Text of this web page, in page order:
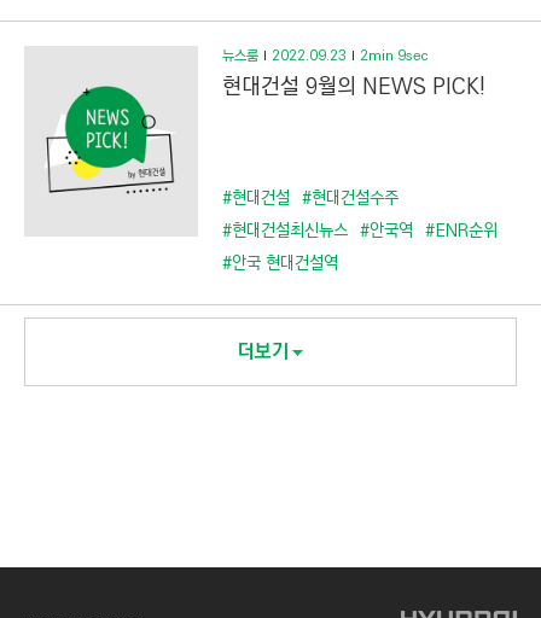
뉴스룸 2022.09.23 2min 9sec
현대건설 9월의 NEWS PICK!
#현대건설 #현대건설수주
#현대건설최신뉴스 #안국역 #ENR순위
#안국 현대건설역
더보기